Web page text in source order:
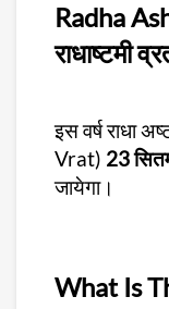
Radha
राधाष्टमी
इस वर्ष राधा
Vrat) 23
जायेगा।
What Is